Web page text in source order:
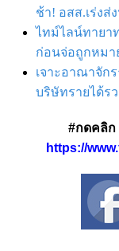
ช้า! อสส.เร่งส่
ไทม์ไลน์ทายา
ก่อนจ่อถูกหมา
เจาะอาณาจัก
บริษัทรายได้รว
#กดคลิก
https://